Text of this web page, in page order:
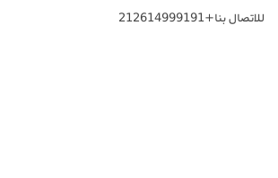
للاتصال بنا+212614999191